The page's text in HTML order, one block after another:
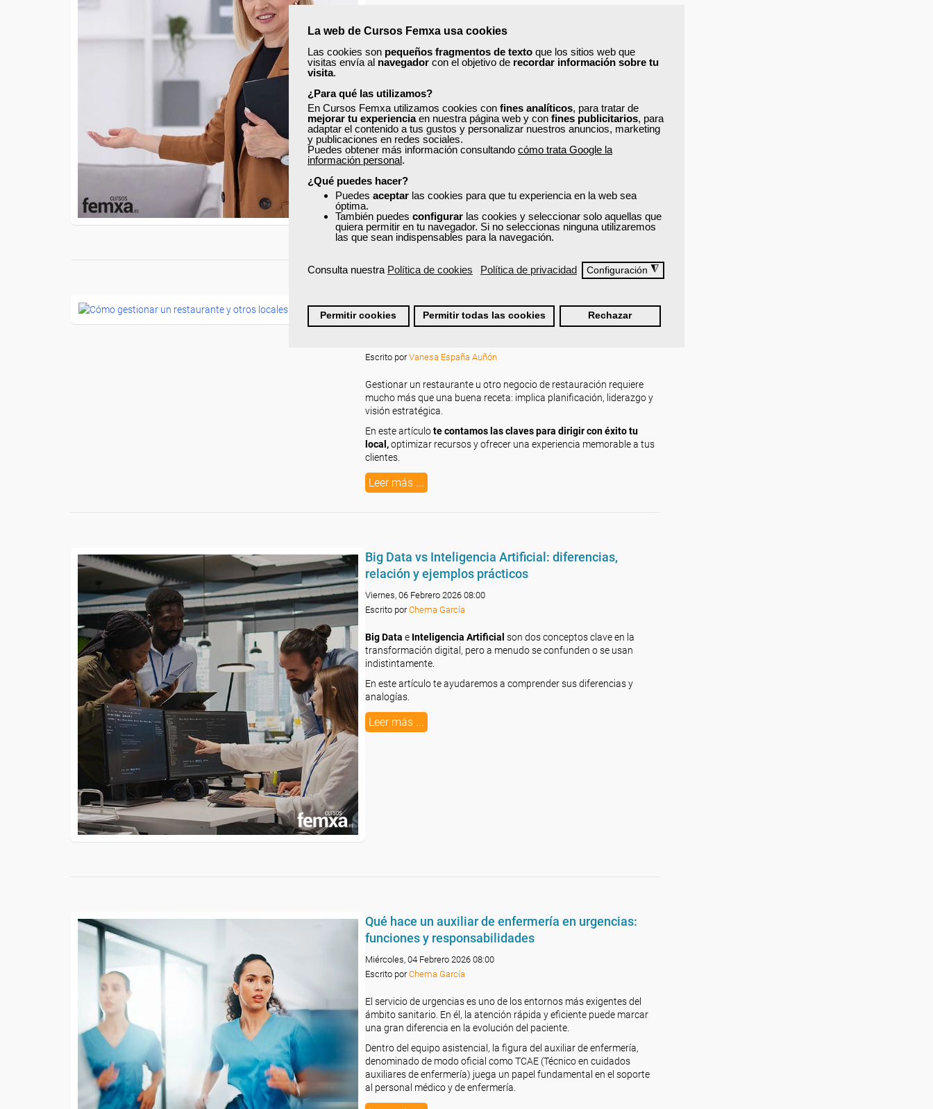
La web de Cursos Femxa usa cookies
Las cookies son pequeños fragmentos de texto que los sitios web que
visitas envía al navegador con el objetivo de recordar información sobre tu
visita.
¿Para qué las utilizamos?
En Cursos Femxa utilizamos cookies con fines analíticos, para tratar de
mejorar tu experienciaen nuestra página web y con fines publicitarios, para
adaptar el contenido a tus gustos y personalizar nuestros anuncios, marketing
y publicaciones en redes sociales.
Puedes obtener más información consultando cómo trata Google la
información personal.
¿Qué puedes hacer?
Puedes aceptar las cookies para que tu experiencia en la web sea
óptima.
También puedes configurar las cookies y seleccionar solo aquellas que
quiera permitir en tu navegador. Si no seleccionas ninguna utilizaremos
las que sean indispensables para la navegación.
Consulta nuestra Política de cookies Política de privacidad Configuración ◮
Permitir cookies Permitir todas las cookies Rechazar
ocupan un lugar cada vez más central en nuestras vidas,
habitual que surjan dudas sobre a qué profesional acudir
formación seguir o qué diferencias existen entre psicología y
Aunque ambos ámbitos comparten el objetivo de ayudar a las
personas, sus funciones, enfoques y requisitos formativos no son
exactamente los mismos.
Entender estas diferencias es clave tanto para quienes buscan
apoyo como para quienes desean orientar su carrera profesional
hacia este sector.
Leer más ...
Cómo gestionar un restaurante y otros locales de
restauración
Escrito porVanesa España Auñón
Gestionar un restaurante u otro negocio de restauración requiere
mucho más que una buena receta: implica planificación, liderazgo y
visión estratégica.
En este artículote contamos las claves para dirigir con éxito tu
local,optimizar recursos y ofrecer una experiencia memorable a tus
clientes.
Leer más ...
Big Data vs Inteligencia Artificial: diferencias,
relación y ejemplos prácticos
Viernes, 06 Febrero 2026 08:00
Escrito porChema García
Big Data e Inteligencia Artificial son dos conceptos clave en la
transformación digital, pero a menudo se confunden o se usan
indistintamente.
En este artículo te ayudaremos a comprender sus diferencias y
analogías.
Leer más ...
Qué hace un auxiliar de enfermería en urgencias:
funciones y responsabilidades
Miércoles, 04 Febrero 2026 08:00
Escrito porChema García
El servicio de urgencias es uno de los entornos más exigentes del
ámbito sanitario. En él, la atención rápida y eficiente puede marcar
una gran diferencia en la evolución del paciente.
Dentro del equipo asistencial, la figura del auxiliar de enfermería,
denominado de modo oficial como TCAE (Técnico en cuidados
auxiliares de enfermería) juega un papel fundamental en el soporte
al personal médico y de enfermería.